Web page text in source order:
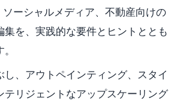
ーシャルメディア、不動産向けの
集を、実践的な要件とヒントととも
し、アウトペインティング、スタイ
テリジェントなアップスケーリング